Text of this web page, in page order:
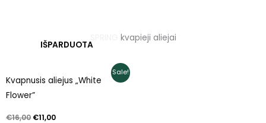
SPRING kvapieji aliejai
Sale!
IŠPARDUOTA
Kvapnusis aliejus „White
Flower”
€16,00
price
€11,00
price